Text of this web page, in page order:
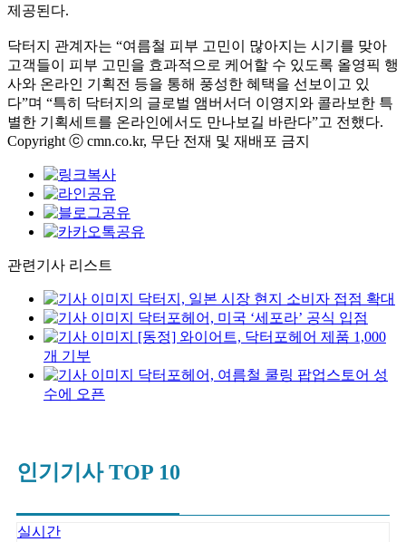
제공된다.
닥터지 관계자는 “여름철 피부 고민이 많아지는 시기를 맞아
고객들이 피부 고민을 효과적으로 케어할 수 있도록 올영픽 행
사와 온라인 기획전 등을 통해 풍성한 혜택을 선보이고 있
다”며 “특히 닥터지의 글로벌 앰버서더 이영지와 콜라보한 특
별한 기획세트를 온라인에서도 만나보길 바란다”고 전했다.
Copyright ⓒ cmn.co.kr, 무단 전재 및 재배포 금지
관련기사 리스트
닥터지, 일본 시장 현지 소비자 접점 확대
닥터포헤어, 미국 ‘세포라’ 공식 입점
[동정] 와이어트, 닥터포헤어 제품 1,000
개 기부
닥터포헤어, 여름철 쿨링 팝업스토어 성
수에 오픈
인기기사 TOP 10
실시간